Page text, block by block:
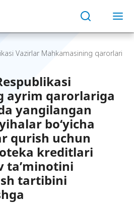
Vazirlar Mahkamasining qarorlari
ayrim qarorlariga
yangilangan
bo‘yicha
qurish uchun
kreditlari
ta’minotini
tartibini